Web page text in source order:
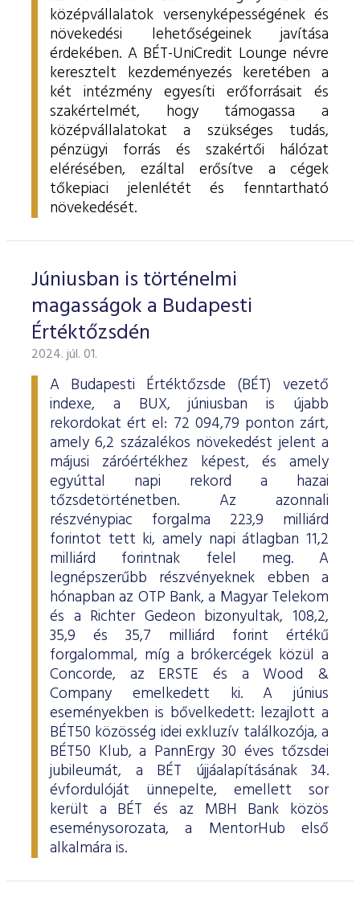
középvállalatok versenyképességének és
növekedési lehetőségeinek javítása
érdekében. A BÉT-UniCredit Lounge névre
keresztelt kezdeményezés keretében a
két intézmény egyesíti erőforrásait és
szakértelmét, hogy támogassa a
középvállalatokat a szükséges tudás,
pénzügyi forrás és szakértői hálózat
elérésében, ezáltal erősítve a cégek
tőkepiaci jelenlétét és fenntartható
növekedését.
Júniusban is történelmi
magasságok a Budapesti
Értéktőzsdén
2024. júl. 01.
A Budapesti Értéktőzsde (BÉT) vezető
indexe, a BUX, júniusban is újabb
rekordokat ért el: 72 094,79 ponton zárt,
amely 6,2 százalékos növekedést jelent a
májusi záróértékhez képest, és amely
egyúttal napi rekord a hazai
tőzsdetörténetben. Az azonnali
részvénypiac forgalma 223,9 milliárd
forintot tett ki, amely napi átlagban 11,2
milliárd forintnak felel meg. A
legnépszerűbb részvényeknek ebben a
hónapban az OTP Bank, a Magyar Telekom
és a Richter Gedeon bizonyultak, 108,2,
35,9 és 35,7 milliárd forint értékű
forgalommal, míg a brókercégek közül a
Concorde, az ERSTE és a Wood &
Company emelkedett ki. A június
eseményekben is bővelkedett: lezajlott a
BÉT50 közösség idei exkluzív találkozója, a
BÉT50 Klub, a PannErgy 30 éves tőzsdei
jubileumát, a BÉT újjáalapításának 34.
évfordulóját ünnepelte, emellett sor
került a BÉT és az MBH Bank közös
eseménysorozata, a MentorHub első
alkalmára is.